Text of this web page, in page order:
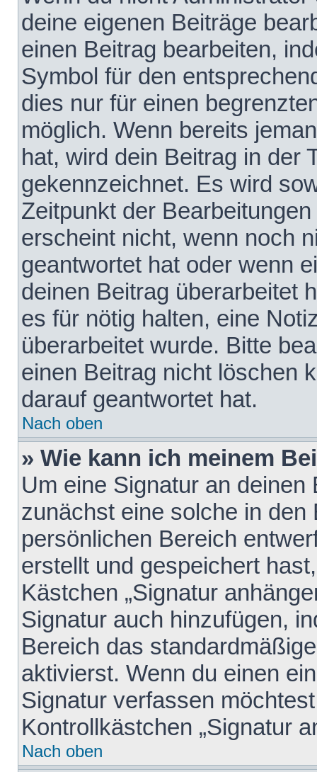
deine eigenen Beiträge
einen Beitrag bearbeiten,
Symbol für den
dies nur für einen
möglich. Wenn bereits
hat, wird dein Beitrag in der
gekennzeichnet. Es wird
Zeitpunkt der
erscheint nicht, wenn noch
geantwortet hat oder wenn
deinen Beitrag überarbeitet
es für nötig halten, eine
überarbeitet wurde. Bitte
einen Beitrag nicht löschen
darauf geantwortet hat.
Nach oben
» Wie kann ich meinem
Um eine Signatur an
zunächst eine solche in den
persönlichen Bereich
erstellt und gespeichert
Kästchen „Signatur
Signatur auch hinzufügen,
Bereich das
aktivierst. Wenn du einen
Signatur verfassen
Kontrollkästchen „Signatur
Nach oben